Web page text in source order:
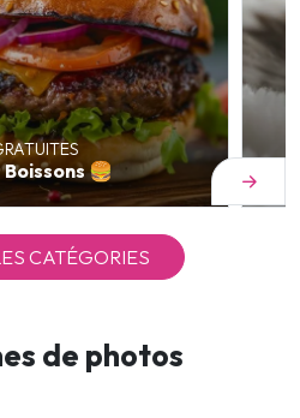
🍔
CATÉGORIES
de photos